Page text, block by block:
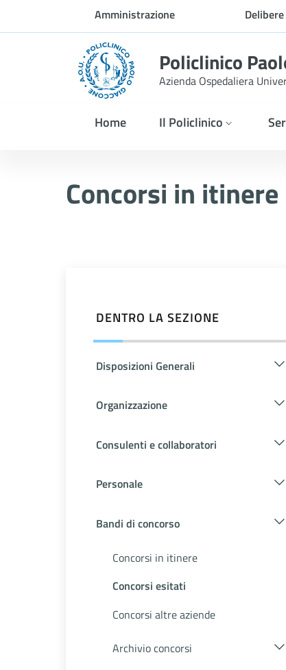
Skip to Main ContentAmministrazione
trasparente
Delibere
Policlinico
Azienda Ospedaliera
Home Il Policlinico
Concorsi in itinere
DENTRO LA SEZIONE
Disposizioni Generali
Organizzazione
Consulenti e collaboratori
Personale
Bandi di concorso
Concorsi in itinere
Concorsi esitati
Concorsi altre aziende
Archivio concorsi